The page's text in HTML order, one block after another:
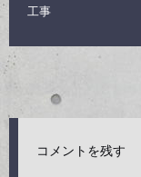
工事
コメントを残す